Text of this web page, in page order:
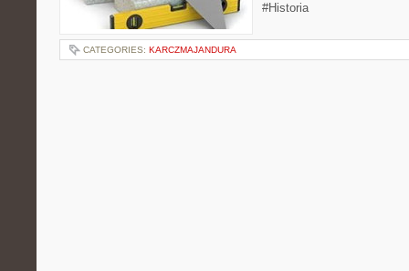
#Historia
CATEGORIES: KARCZMAJANDURA